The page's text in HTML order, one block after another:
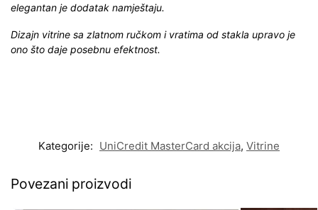
elegantan je dodatak namještaju.
Dizajn vitrine sa zlatnom ručkom i vratima od stakla upravo je
ono što daje posebnu efektnost.
Kategorije: UniCredit MasterCard akcija, Vitrine
Povezani proizvodi